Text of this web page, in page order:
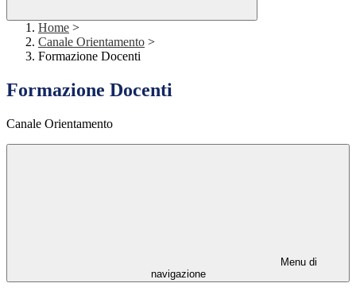
Home >
Canale Orientamento >
Formazione Docenti
Formazione Docenti
Canale Orientamento
Menu di
navigazione